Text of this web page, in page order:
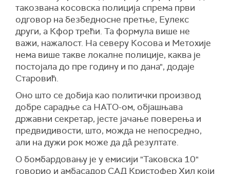
такозвана косовска полиција спрема први
одговор на безбедносне претње, Еулекс
други, а Кфор трећи. Та формула више не
важи, нажалост. На северу Косова и Метохије
нема више такве локалне полиције, каква је
постојала до пре годину и по дана", додаје
Старовић.
Оно што се добија као политички производ
добре сарадње са НАТО-ом, објашњава
државни секретар, јесте јачање поверења и
предвидивости, што, можда не непосредно,
али на дужи рок може да дâ резултате.
О бомбардовању је у емисији "Таковска 10"
говорио и амбасадор САД Кристофер Хил који